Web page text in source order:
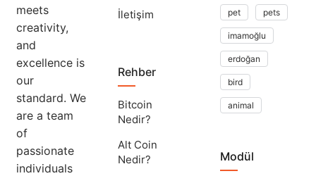
meets
creativity,
and
excellence is
our
standard. We
are a team
of
passionate
individuals
İletişim
Rehber
Bitcoin
Nedir?
Alt Coin
Nedir?
pet pets
imamoğlu
erdoğan
bird
animal
Modül